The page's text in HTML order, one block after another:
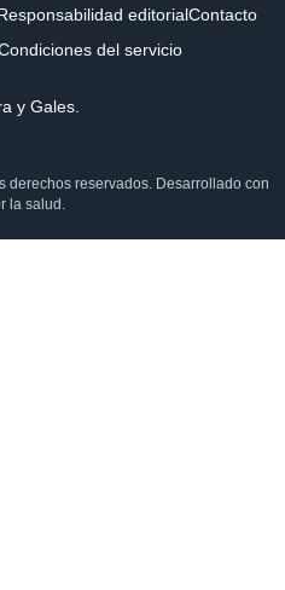
editorialContacto
del servicio
y Gales.
derechos reservados. Desarrollado con
la salud.